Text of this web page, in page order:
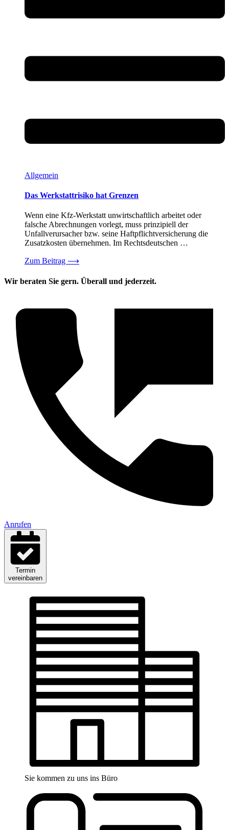
Allgemein
Das Werkstattrisiko hat Grenzen
Wenn eine Kfz-Werkstatt unwirtschaftlich arbeitet oder
falsche Abrechnungen vorlegt, muss prinzipiell der
Unfallverursacher bzw. seine Haftpflichtversicherung die
Zusatzkosten übernehmen. Im Rechtsdeutschen …
Zum Beitrag ⟶
Wir beraten Sie gern. Überall und jederzeit.
Anrufen
Termin
vereinbaren
Sie kommen zu uns ins Büro